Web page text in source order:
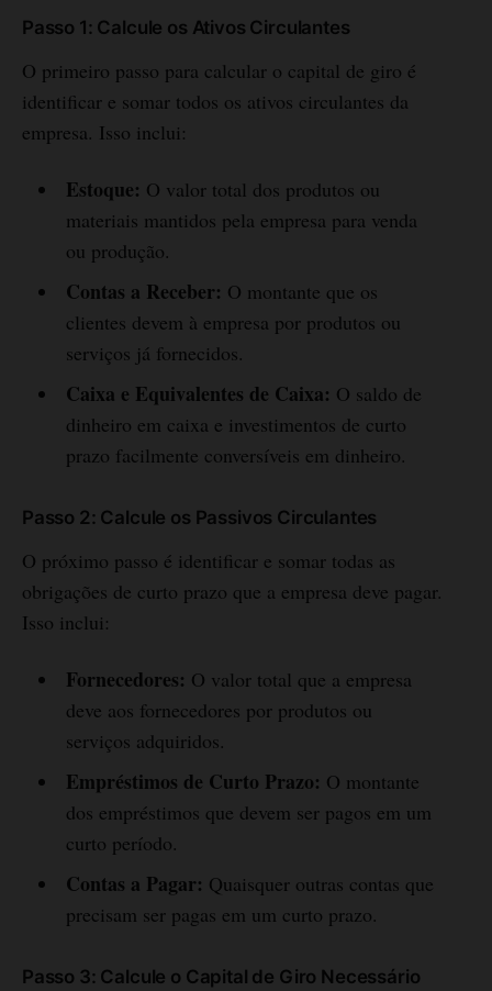
Passo 1: Calcule os Ativos Circulantes
O primeiro passo para calcular o capital de giro é
identificar e somar todos os ativos circulantes da
empresa. Isso inclui:
Estoque: O valor total dos produtos ou
materiais mantidos pela empresa para venda
ou produção.
Contas a Receber: O montante que os
clientes devem à empresa por produtos ou
serviços já fornecidos.
Caixa e Equivalentes de Caixa: O saldo de
dinheiro em caixa e investimentos de curto
prazo facilmente conversíveis em dinheiro.
Passo 2: Calcule os Passivos Circulantes
O próximo passo é identificar e somar todas as
obrigações de curto prazo que a empresa deve pagar.
Isso inclui:
Fornecedores: O valor total que a empresa
deve aos fornecedores por produtos ou
serviços adquiridos.
Empréstimos de Curto Prazo: O montante
dos empréstimos que devem ser pagos em um
curto período.
Contas a Pagar: Quaisquer outras contas que
precisam ser pagas em um curto prazo.
Passo 3: Calcule o Capital de Giro Necessário